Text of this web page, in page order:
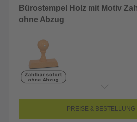
Bürostempel Holz mit Motiv
ohne Abzug
PREISE & BESTELLUNG